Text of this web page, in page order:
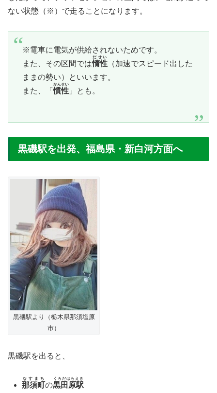
ない状態（※）で走ることになります。
※電車に電気が供給されないためです。
また、その区間では惰性
だせい
（加速でスピード出した
ままの勢い）といいます。
また、「慣性
かんせい
」とも。
黒磯駅を出発、福島県・新白河方面へ
黒磯駅より（栃木県那須塩原
市）
黒磯駅を出ると、
那須町
なすまち
の黒田原駅
くろだはらえき